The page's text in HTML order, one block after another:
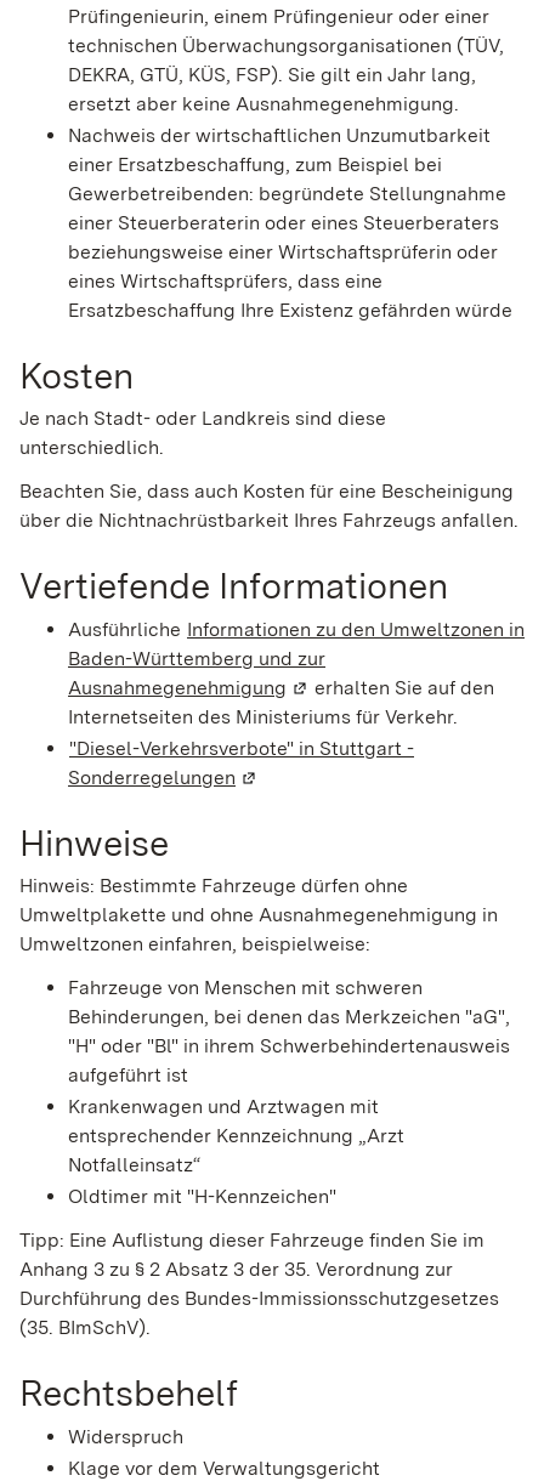
Prüfingenieurin, einem Prüfingenieur oder einer
technischen Überwachungsorganisationen (TÜV,
DEKRA, GTÜ, KÜS, FSP). Sie gilt ein Jahr lang,
ersetzt aber keine Ausnahmegenehmigung.
Nachweis der wirtschaftlichen Unzumutbarkeit
einer Ersatzbeschaffung, zum Beispiel bei
Gewerbetreibenden: begründete Stellungnahme
einer Steuerberaterin oder eines Steuerberaters
beziehungsweise einer Wirtschaftsprüferin oder
eines Wirtschaftsprüfers, dass eine
Ersatzbeschaffung Ihre Existenz gefährden würde
Kosten
Je nach Stadt- oder Landkreis sind diese
unterschiedlich.
Beachten Sie, dass auch Kosten für eine Bescheinigung
über die Nichtnachrüstbarkeit Ihres Fahrzeugs anfallen.
Vertiefende Informationen
Ausführliche Informationen zu den Umweltzonen in
Baden-Württemberg und zur
Ausnahmegenehmigung (Wird in einem neuen
erhalten Sie auf den
Internetseiten des Ministeriums für Verkehr.
"Diesel-Verkehrsverbote" in Stuttgart -
Sonderregelungen (Wird in einem neuen Fenster
Hinweise
Hinweis: Bestimmte Fahrzeuge dürfen ohne
Umweltplakette und ohne Ausnahmegenehmigung in
Umweltzonen einfahren, beispielweise:
Fahrzeuge von Menschen mit schweren
Behinderungen, bei denen das Merkzeichen "aG",
"H" oder "Bl" in ihrem Schwerbehindertenausweis
aufgeführt ist
Krankenwagen und Arztwagen mit
entsprechender Kennzeichnung „Arzt
Notfalleinsatz“
Oldtimer mit "H-Kennzeichen"
Tipp: Eine Auflistung dieser Fahrzeuge finden Sie im
Anhang 3 zu § 2 Absatz 3 der 35. Verordnung zur
Durchführung des Bundes-Immissionsschutzgesetzes
(35. BImSchV).
Rechtsbehelf
Widerspruch
Klage vor dem Verwaltungsgericht